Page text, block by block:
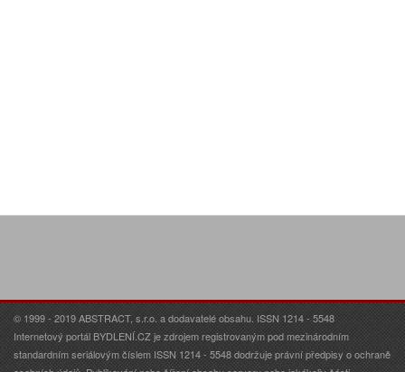
© 1999 - 2019 ABSTRACT, s.r.o. a dodavatelé obsahu. ISSN 1214 - 5548
Internetový portál BYDLENÍ.CZ je zdrojem registrovaným pod mezinárodním
standardním seriálovým číslem ISSN 1214 - 5548 dodržuje právní předpisy o ochraně